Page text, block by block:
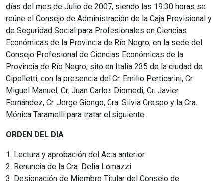
días del mes de Julio de 2007, siendo las 19:30 horas se
reúne el Consejo de Administración de la Caja Previsional y
de Seguridad Social para Profesionales en Ciencias
Económicas de la Provincia de Río Negro, en la sede del
Consejo Profesional de Ciencias Económicas de la
Provincia de Río Negro, sito en Italia 235 de la ciudad de
Cipolletti, con la presencia del Cr. Emilio Perticarini, Cr.
Miguel Manuel, Cr. Juan Carlos Diomedi, Cr. Javier
Fernández, Cr. Jorge Giongo, Cra. Silvia Crespo y la Cra.
Mónica Taramelli para tratar el siguiente:
ORDEN DEL DIA
1. Lectura y aprobación del Acta anterior.
2. Renuncia de la Cra. Delia Lomazzi
3. Designación de Miembro Titular del Consejo de